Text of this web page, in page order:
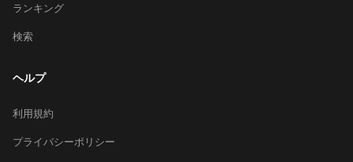
ランキング
検索
ヘルプ
利用規約
プライバシーポリシー